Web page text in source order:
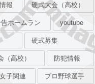
報 硬式大会（高校）
ホームラン youtube
硬式募集
（高校） 防犯情報
女子関連 プロ野球選手